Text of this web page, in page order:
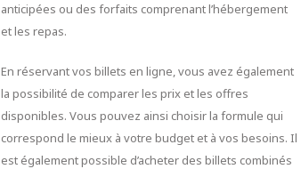
anticipées ou des forfaits comprenant l’hébergement
et les repas.
En réservant vos billets en ligne, vous avez également
la possibilité de comparer les prix et les offres
disponibles. Vous pouvez ainsi choisir la formule qui
correspond le mieux à votre budget et à vos besoins. Il
est également possible d’acheter des billets combinés